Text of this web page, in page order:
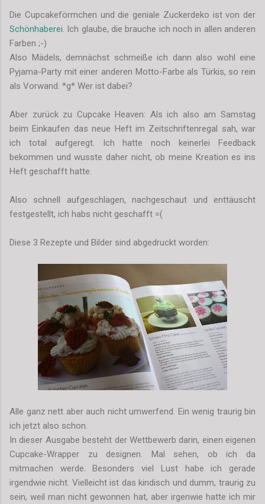
Die Cupcakeförmchen und die geniale Zuckerdeko ist von der
Schönhaberei . Ich glaube, die brauche ich noch in allen anderen
Farben ;-)
Also Mädels, demnächst schmeiße ich dann also wohl eine
Pyjama-Party mit einer anderen Motto-Farbe als Türkis, so rein
als Vorwand. *g* Wer ist dabei?
Aber zurück zu Cupcake Heaven: Als ich also am Samstag
beim Einkaufen das neue Heft im Zeitschriftenregal sah, war
ich total aufgeregt. Ich hatte noch keinerlei Feedback
bekommen und wusste daher nicht, ob meine Kreation es ins
Heft geschafft hatte.
Also schnell aufgeschlagen, nachgeschaut und enttäuscht
festgestellt, ich habs nicht geschafft =(
Diese 3 Rezepte und Bilder sind abgedruckt worden:
Alle ganz nett aber auch nicht umwerfend. Ein wenig traurig bin
ich jetzt also schon.
In dieser Ausgabe besteht der Wettbewerb darin, einen eigenen
Cupcake-Wrapper zu designen. Mal sehen, ob ich da
mitmachen werde. Besonders viel Lust habe ich gerade
irgendwie nicht. Vielleicht ist das kindisch und dumm, traurig zu
sein, weil man nicht gewonnen hat, aber irgenwie hatte ich mir